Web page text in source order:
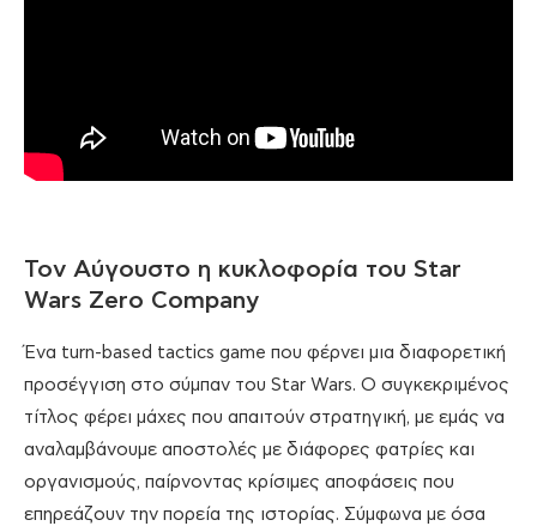
Τον Αύγουστο η κυκλοφορία του Star
Wars Zero Company
Ένα turn-based tactics game που φέρνει μια διαφορετική
προσέγγιση στο σύμπαν του Star Wars. Ο συγκεκριμένος
τίτλος φέρει μάχες που απαιτούν στρατηγική, με εμάς να
αναλαμβάνουμε αποστολές με διάφορες φατρίες και
οργανισμούς, παίρνοντας κρίσιμες αποφάσεις που
επηρεάζουν την πορεία της ιστορίας. Σύμφωνα με όσα